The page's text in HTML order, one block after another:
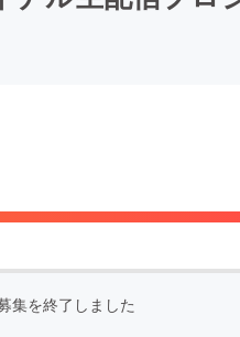
集を終了しました